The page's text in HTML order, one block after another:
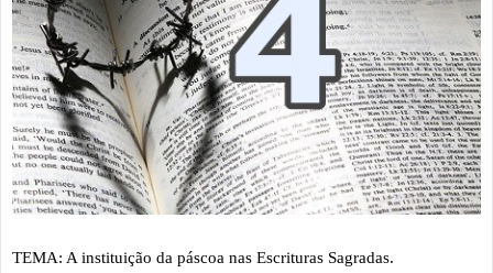
TEMA: A instituição da páscoa nas Escrituras Sagradas.